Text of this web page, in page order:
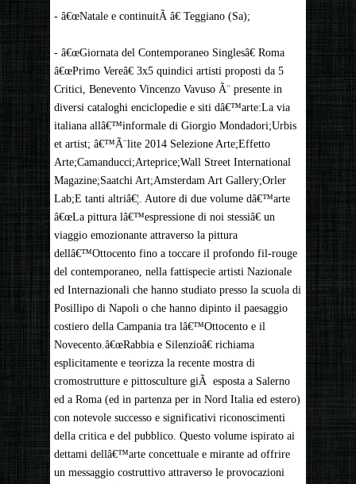
- â€œNatale e continuitÃ â€ Teggiano (Sa);
- â€œGiornata del Contemporaneo Singlesâ€ Roma
â€œPrimo Vereâ€ 3x5 quindici artisti proposti da 5
Critici, Benevento Vincenzo Vavuso Ã¨ presente in
diversi cataloghi enciclopedie e siti dâ€™arte:La via
italiana allâ€™informale di Giorgio Mondadori;Urbis
et artist; â€™Ã¨lite 2014 Selezione Arte;Effetto
Arte;Camanducci;Arteprice;Wall Street International
Magazine;Saatchi Art;Amsterdam Art Gallery;Orler
Lab;E tanti altriâ€¦. Autore di due volume dâ€™arte
â€œLa pittura lâ€™espressione di noi stessiâ€ un
viaggio emozionante attraverso la pittura
dellâ€™Ottocento fino a toccare il profondo fil-rouge
del contemporaneo, nella fattispecie artisti Nazionale
ed Internazionali che hanno studiato presso la scuola di
Posillipo di Napoli o che hanno dipinto il paesaggio
costiero della Campania tra lâ€™Ottocento e il
Novecento.â€œRabbia e Silenzioâ€ richiama
esplicitamente e teorizza la recente mostra di
cromostrutture e pittosculture giÃ esposta a Salerno
ed a Roma (ed in partenza per in Nord Italia ed estero)
con notevole successo e significativi riconoscimenti
della critica e del pubblico. Questo volume ispirato ai
dettami dellâ€™arte concettuale e mirante ad offrire
un messaggio costruttivo attraverso le provocazioni